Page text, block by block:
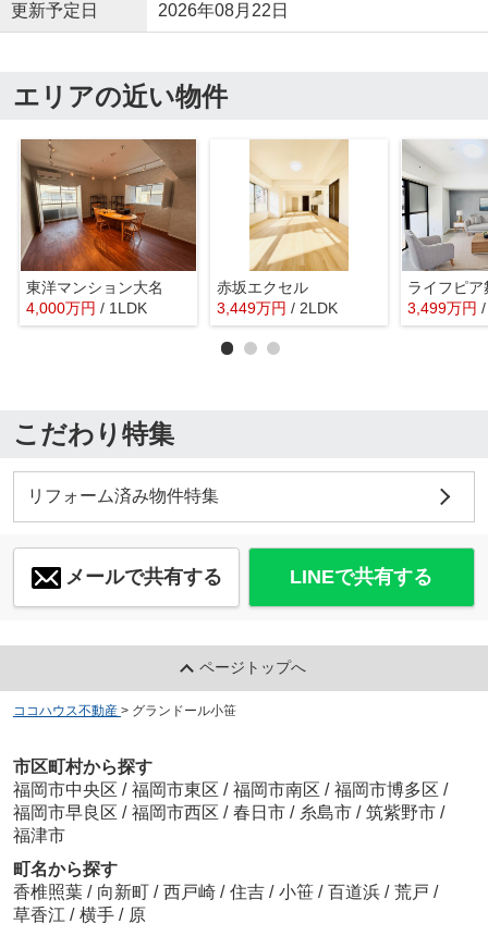
更新予定日 2026年08月22日
エリアの近い物件
東洋マンション大名
4,000万円 / 1LDK
赤坂エクセル
3,449万円 / 2LDK
ライフピア
3,499万円
こだわり特集
リフォーム済み物件特集
メールで共有する LINEで共有する
ページトップへ
ココハウス不動産 > グランドール小笹
市区町村から探す
福岡市中央区 / 福岡市東区 / 福岡市南区 / 福岡市博多区 /
福岡市早良区 / 福岡市西区 / 春日市 / 糸島市 / 筑紫野市 /
福津市
町名から探す
香椎照葉 / 向新町 / 西戸崎 / 住吉 / 小笹 / 百道浜 / 荒戸 /
草香江 / 横手 / 原